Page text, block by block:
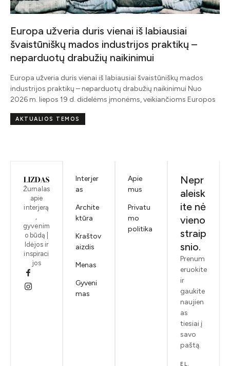
Europa užveria duris vienai iš labiausiai
švaistūniškų mados industrijos praktikų –
neparduotų drabužių naikinimui
Europa užveria duris vienai iš labiausiai švaistūniškų mados
industrijos praktikų – neparduotų drabužių naikinimui Nuo
2026 m. liepos 19 d. didelėms įmonėms, veikiančioms Europos
AKTUALIOS TEMOS
Žurnalas
apie
interjerą
gyvenim
o būdą |
Idėjos ir
inspiraci
jos
Interjer
as
Archite
ktūra
Kraštov
aizdis
Menas
Gyveni
mas
Apie
mus
Privatu
mo
politika
Nepr
aleisk
ite nė
vieno
straip
snio.
Prenum
eruokite
ir
gaukite
naujien
as
tiesiai į
savo
paštą.
EL.